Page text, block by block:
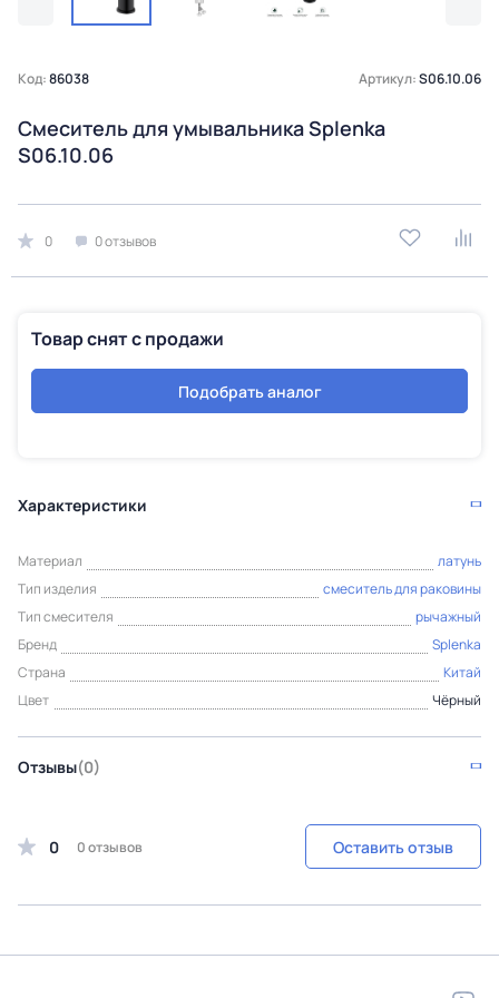
Код:86038 Артикул:S06.10.06
Смеситель для умывальника Splenka
S06.10.06
0 0 отзывов
Товар снят с продажи
Подобрать аналог
Характеристики
Материал
латунь
Тип изделия
смеситель для раковины
Тип смесителя
рычажный
Бренд
Splenka
Страна
Китай
Цвет
Чёрный
Отзывы(0)
0 0 отзывов Оставить отзыв